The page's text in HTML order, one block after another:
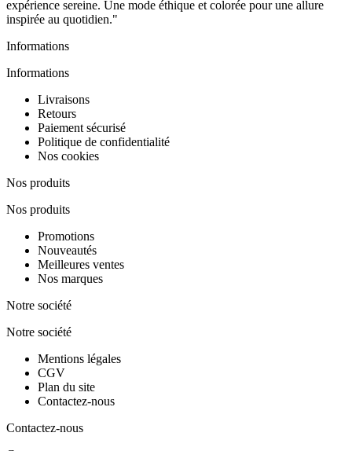
expérience sereine. Une mode éthique et colorée pour une allure
inspirée au quotidien."
Informations
Informations
Livraisons
Retours
Paiement sécurisé
Politique de confidentialité
Nos cookies
Nos produits
Nos produits
Promotions
Nouveautés
Meilleures ventes
Nos marques
Notre société
Notre société
Mentions légales
CGV
Plan du site
Contactez-nous
Contactez-nous